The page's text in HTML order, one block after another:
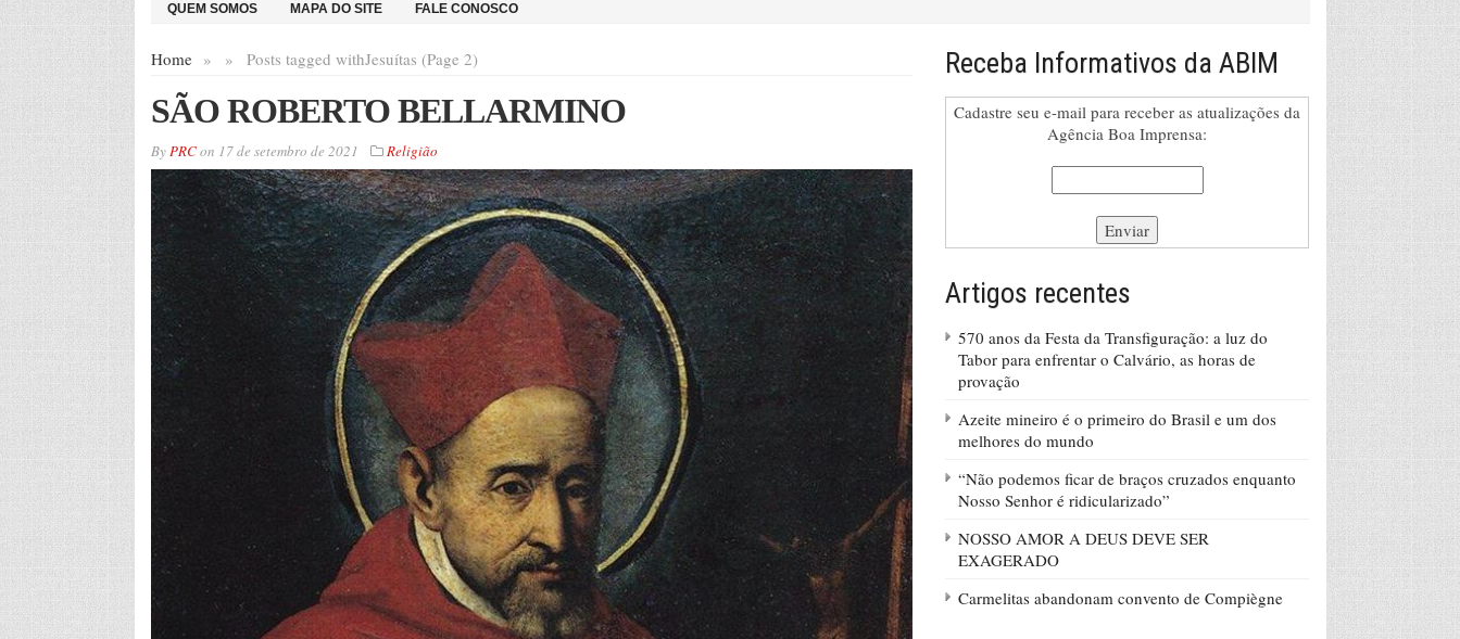
QUEM SOMOS MAPA DO SITE FALE CONOSCO
Home » Posts tagged with
» Jesuítas (Page 2)
SÃO ROBERTO BELLARMINO
ByPRCon 17 de setembro de 2021 Religião
Receba Informativos da ABIM
Cadastre seu e-mail para receber as atualizações da
Agência Boa Imprensa:
Artigos recentes
570 anos da Festa da Transfiguração: a luz do
Tabor para enfrentar o Calvário, as horas de
provação
Azeite mineiro é o primeiro do Brasil e um dos
melhores do mundo
“Não podemos ficar de braços cruzados enquanto
Nosso Senhor é ridicularizado”
NOSSO AMOR A DEUS DEVE SER
EXAGERADO
Carmelitas abandonam convento de Compiègne